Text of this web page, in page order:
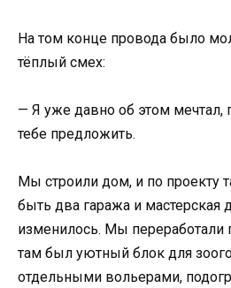
На том конце провода было
тёплый смех:
— Я уже давно об этом мечтал,
тебе предложить.
Мы строили дом, и по
быть два гаража и мастерская
изменилось. Мы переработали
там был уютный блок для
отдельными вольерами,